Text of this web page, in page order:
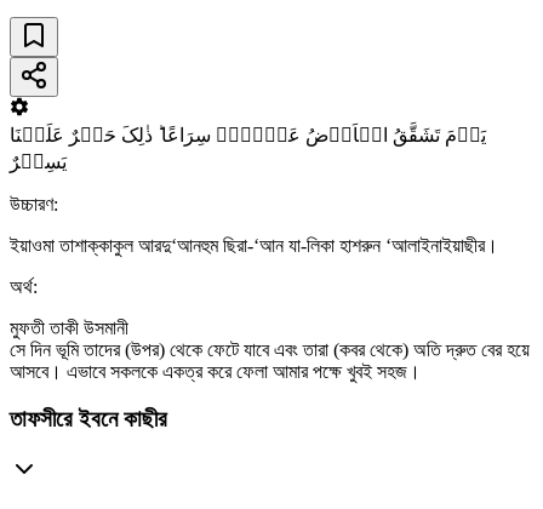
یَوۡمَ تَشَقَّقُ الۡاَرۡضُ عَنۡہُمۡ سِرَاعًا ؕ ذٰلِکَ حَشۡرٌ عَلَیۡنَا
یَسِیۡرٌ
উচ্চারণ:
ইয়াওমা তাশাক্কাকুল আরদু‘আনহুম ছিরা-‘আন যা-লিকা হাশরুন ‘আলাইনাইয়াছীর।
অর্থ:
মুফতী তাকী উসমানী
সে দিন ভূমি তাদের (উপর) থেকে ফেটে যাবে এবং তারা (কবর থেকে) অতি দ্রুত বের হয়ে
আসবে। এভাবে সকলকে একত্র করে ফেলা আমার পক্ষে খুবই সহজ।
তাফসীরে ইবনে কাছীর